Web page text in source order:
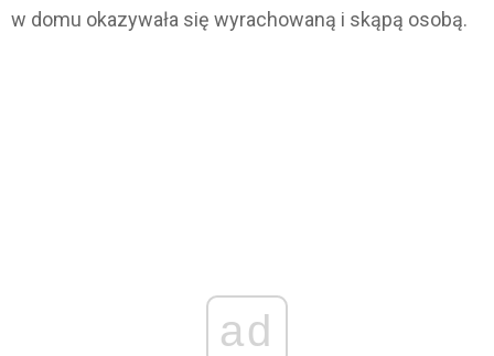
w domu okazywała się wyrachowaną i skąpą osobą.
ad